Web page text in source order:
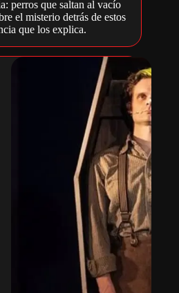
perros que saltan al vacío
el misterio detrás de estos
que los explica.